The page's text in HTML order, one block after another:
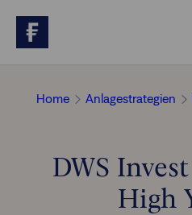
Beratungs-Tools
Anlagestrategien
Home Anlagestrategien
DWS
High